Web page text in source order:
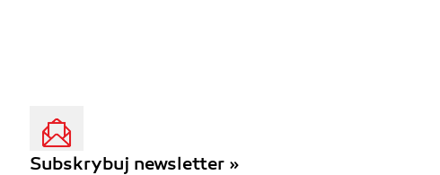
Subskrybuj newsletter »